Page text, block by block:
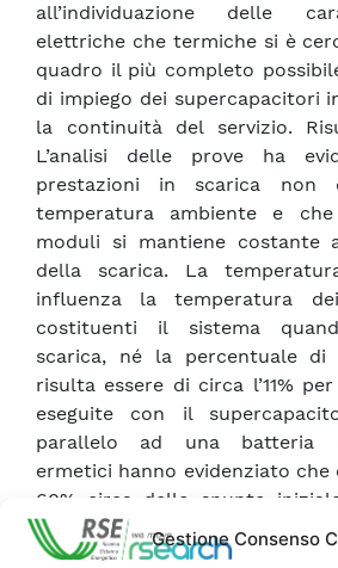
Gestione Consenso
all’individuazione delle
elettriche che termiche si è
quadro il più completo
di impiego dei supercapacitori
la continuità del servizio.
L’analisi delle prove ha
prestazioni in scarica non
temperatura ambiente e
moduli si mantiene costante
della scarica. La
influenza la temperatura
costituenti il sistema
scarica, né la percentuale di
risulta essere di circa l’11%
eseguite con il
parallelo ad una batteria
ermetici hanno evidenziato
60% circa dello spunto
tale valore non è influenzato
ambiente. Non sono stati